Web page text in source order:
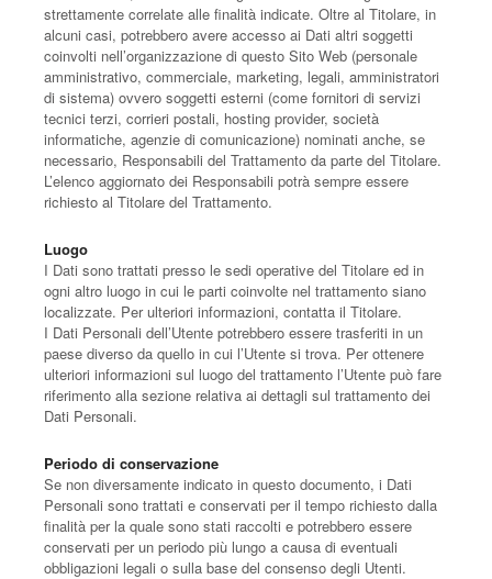
strettamente correlate alle finalità indicate. Oltre al Titolare, in
alcuni casi, potrebbero avere accesso ai Dati altri soggetti
coinvolti nell’organizzazione di questo Sito Web (personale
amministrativo, commerciale, marketing, legali, amministratori
di sistema) ovvero soggetti esterni (come fornitori di servizi
tecnici terzi, corrieri postali, hosting provider, società
informatiche, agenzie di comunicazione) nominati anche, se
necessario, Responsabili del Trattamento da parte del Titolare.
L’elenco aggiornato dei Responsabili potrà sempre essere
richiesto al Titolare del Trattamento.
Luogo
I Dati sono trattati presso le sedi operative del Titolare ed in
ogni altro luogo in cui le parti coinvolte nel trattamento siano
localizzate. Per ulteriori informazioni, contatta il Titolare.
I Dati Personali dell’Utente potrebbero essere trasferiti in un
paese diverso da quello in cui l’Utente si trova. Per ottenere
ulteriori informazioni sul luogo del trattamento l’Utente può fare
riferimento alla sezione relativa ai dettagli sul trattamento dei
Dati Personali.
Periodo di conservazione
Se non diversamente indicato in questo documento, i Dati
Personali sono trattati e conservati per il tempo richiesto dalla
finalità per la quale sono stati raccolti e potrebbero essere
conservati per un periodo più lungo a causa di eventuali
obbligazioni legali o sulla base del consenso degli Utenti.